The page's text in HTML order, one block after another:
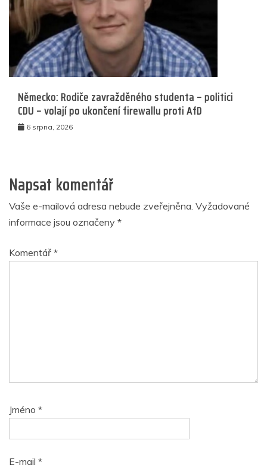
Německo: Rodiče zavražděného studenta – politici
CDU – volají po ukončení firewallu proti AfD
6 srpna, 2026
Napsat komentář
Vaše e-mailová adresa nebude zveřejněna. Vyžadované
informace jsou označeny *
Komentář *
Jméno *
E-mail *